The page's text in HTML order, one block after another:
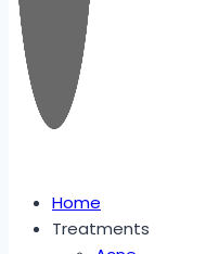
Home
Treatments